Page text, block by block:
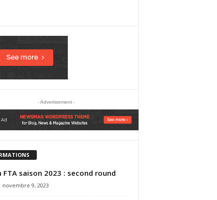
- Advertisement -
FTA saison 2023 : second round
novembre 9, 2023